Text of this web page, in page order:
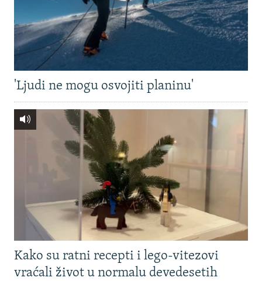
'Ljudi ne mogu osvojiti planinu'
Kako su ratni recepti i lego-vitezovi
vraćali život u normalu devedesetih